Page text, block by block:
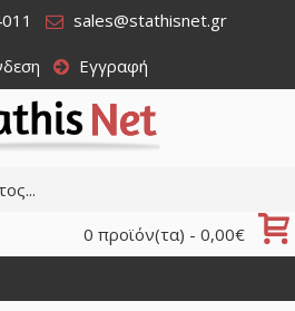
sales@stathisnet.gr
Εγγραφή
0 προϊόν(τα) - 0,00€